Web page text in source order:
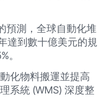
預測，全球自動化堆
達到數十億美元的規
。
化物料搬運並提高
系統 (WMS) 深度整